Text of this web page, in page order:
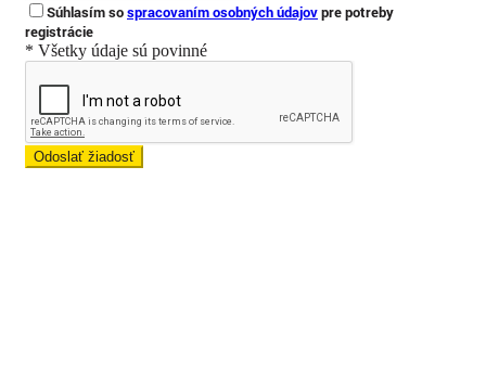
Súhlasím sospracovaním osobných údajovpre potreby
registrácie
* Všetky údaje sú povinné
Odoslať žiadosť